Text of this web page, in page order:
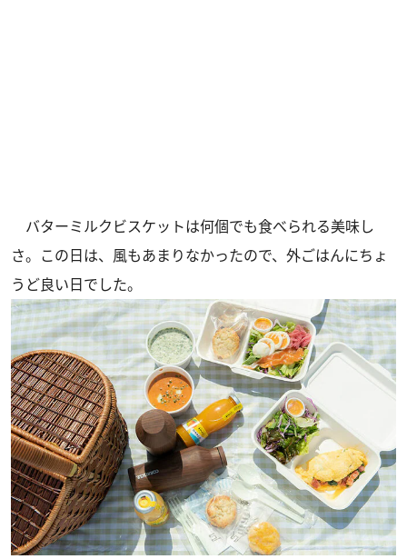
バターミルクビスケットは何個でも食べられる美味し
さ。この日は、風もあまりなかったので、外ごはんにちょ
うど良い日でした。